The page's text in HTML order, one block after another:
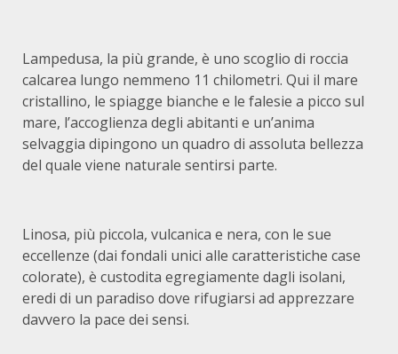
Lampedusa, la più grande, è uno scoglio di roccia
calcarea lungo nemmeno 11 chilometri. Qui il mare
cristallino, le spiagge bianche e le falesie a picco sul
mare, l’accoglienza degli abitanti e un’anima
selvaggia dipingono un quadro di assoluta bellezza
del quale viene naturale sentirsi parte.
Linosa, più piccola, vulcanica e nera, con le sue
eccellenze (dai fondali unici alle caratteristiche case
colorate), è custodita egregiamente dagli isolani,
eredi di un paradiso dove rifugiarsi ad apprezzare
davvero la pace dei sensi.